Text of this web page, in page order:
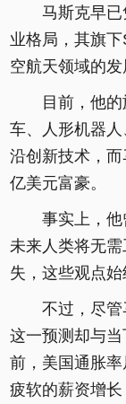
马斯克早
业格局，其旗
空航天领域的发
目前，他
车、人形机器
沿创新技术，
亿美元富豪。
事实上，
未来人类将无
失，这些观点始
不过，尽
这一预测却与
前，美国通胀
疲软的薪资增长